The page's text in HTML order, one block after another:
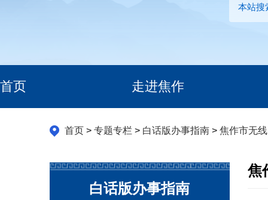
本站搜
首页 走进焦作
首页> 专题专栏 > 白话版办事指南> 焦作市无
白话版办事指南
焦